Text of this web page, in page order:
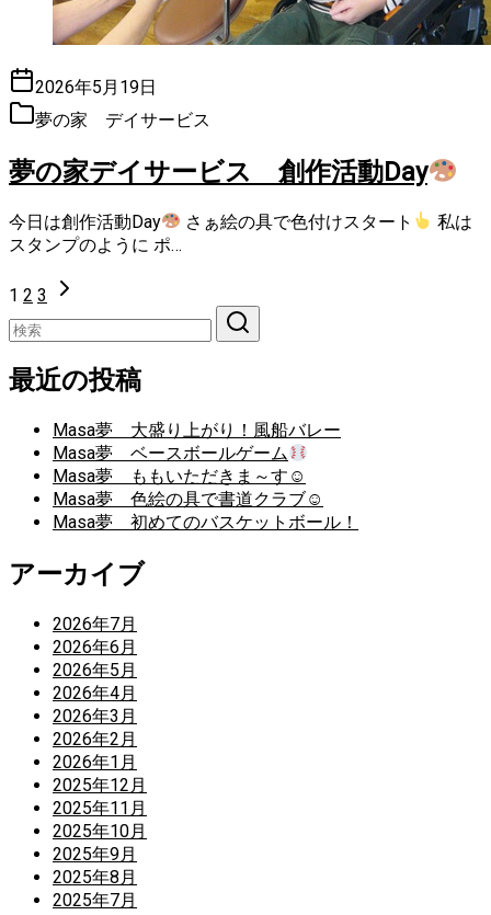
2026年5月19日
夢の家 デイサービス
夢の家デイサービス 創作活動Day
今日は創作活動Day さぁ絵の具で色付けスタート
私は
スタンプのように ポ…
1 2 3
最近の投稿
Masa夢 大盛り上がり！風船バレー
Masa夢 ベースボールゲーム
Masa夢 ももいただきま～す☺
Masa夢 色絵の具で書道クラブ☺
Masa夢 初めてのバスケットボール！
アーカイブ
2026年7月
2026年6月
2026年5月
2026年4月
2026年3月
2026年2月
2026年1月
2025年12月
2025年11月
2025年10月
2025年9月
2025年8月
2025年7月